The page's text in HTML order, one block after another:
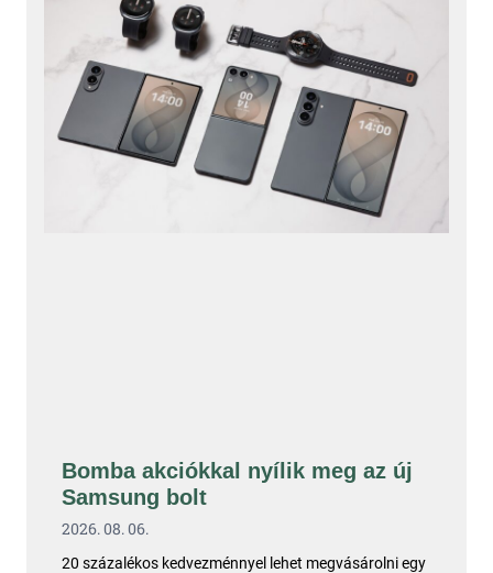
Bomba akciókkal nyílik meg az új
Samsung bolt
2026. 08. 06.
20 százalékos kedvezménnyel lehet megvásárolni egy